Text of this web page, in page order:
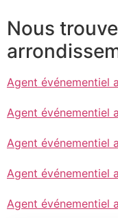
Nous
Agent événementiel
Agent événementiel
Agent événementiel
Agent événementiel
Agent événementiel